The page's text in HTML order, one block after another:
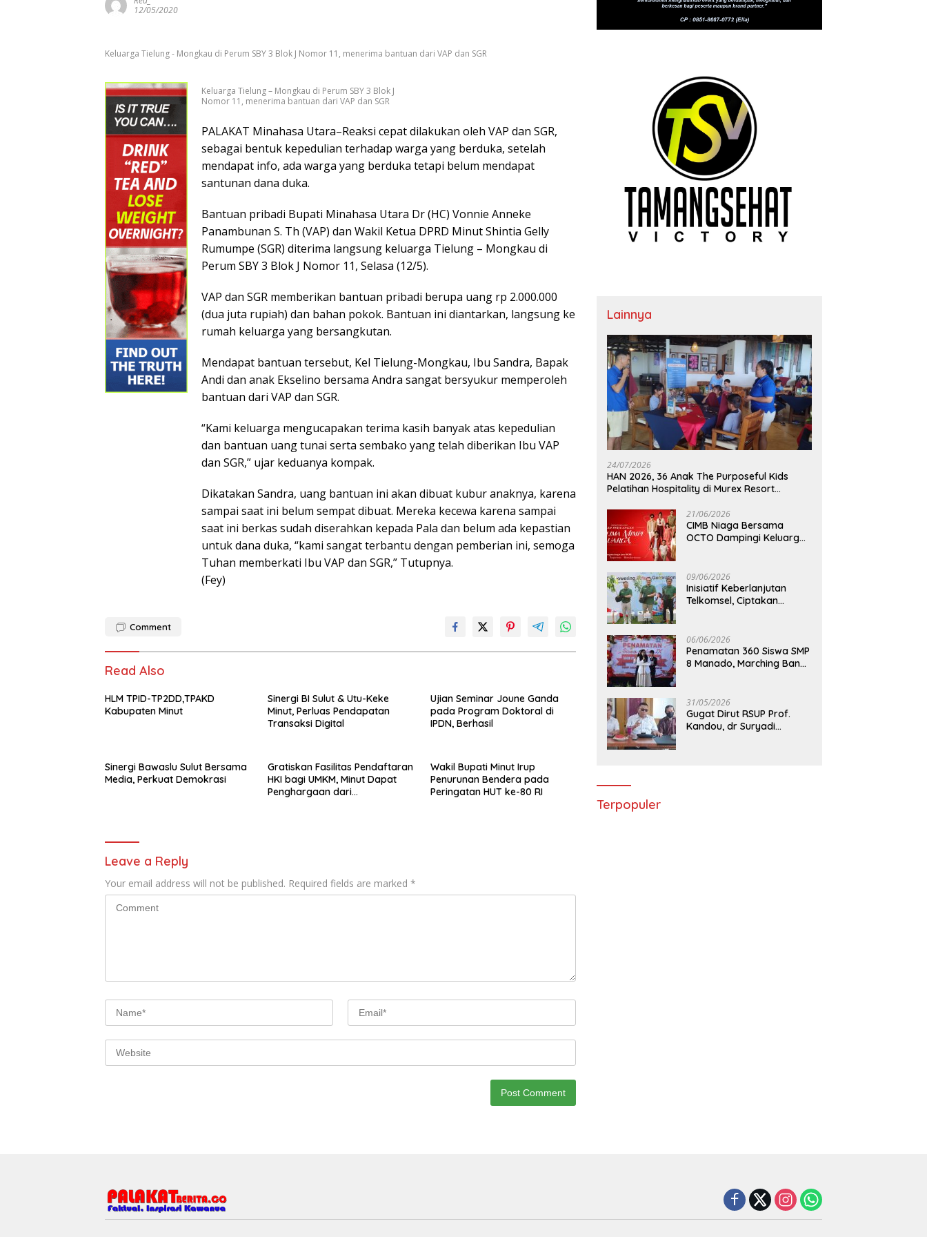
12/05/2020
Keluarga Tielung - Mongkau di Perum SBY 3 Blok J Nomor 11, menerima bantuan dari VAP dan SGR
Keluarga Tielung – Mongkau di Perum SBY 3 Blok J
Nomor 11, menerima bantuan dari VAP dan SGR
PALAKAT Minahasa Utara–Reaksi cepat dilakukan oleh VAP dan SGR,
sebagai bentuk kepedulian terhadap warga yang berduka, setelah
mendapat info, ada warga yang berduka tetapi belum mendapat
santunan dana duka.
Bantuan pribadi Bupati Minahasa Utara Dr (HC) Vonnie Anneke
Panambunan S. Th (VAP) dan Wakil Ketua DPRD Minut Shintia Gelly
Rumumpe (SGR) diterima langsung keluarga Tielung – Mongkau di
Perum SBY 3 Blok J Nomor 11, Selasa (12/5).
VAP dan SGR memberikan bantuan pribadi berupa uang rp 2.000.000
(dua juta rupiah) dan bahan pokok. Bantuan ini diantarkan, langsung ke
rumah keluarga yang bersangkutan.
Mendapat bantuan tersebut, Kel Tielung-Mongkau, Ibu Sandra, Bapak
Andi dan anak Ekselino bersama Andra sangat bersyukur memperoleh
bantuan dari VAP dan SGR.
“Kami keluarga mengucapakan terima kasih banyak atas kepedulian
dan bantuan uang tunai serta sembako yang telah diberikan Ibu VAP
dan SGR,” ujar keduanya kompak.
Dikatakan Sandra, uang bantuan ini akan dibuat kubur anaknya, karena
sampai saat ini belum sempat dibuat. Mereka kecewa karena sampai
saat ini berkas sudah diserahkan kepada Pala dan belum ada kepastian
untuk dana duka, “kami sangat terbantu dengan pemberian ini, semoga
Tuhan memberkati Ibu VAP dan SGR,” Tutupnya.
(Fey)
Comment
Read Also
HLM TPID-TP2DD,TPAKD
Kabupaten Minut
Sinergi BI Sulut & Utu-Keke
Minut, Perluas Pendapatan
Transaksi Digital
Ujian Seminar Joune Ganda
pada Program Doktoral di
IPDN, Berhasil
Sinergi Bawaslu Sulut Bersama
Media, Perkuat Demokrasi
Gratiskan Fasilitas Pendaftaran
HKI bagi UMKM, Minut Dapat
Penghargaan dari
Wakil Bupati Minut Irup
Penurunan Bendera pada
Peringatan HUT ke-80 RI
Leave a Reply
Your email address will not be published. Required fields are marked *
Lainnya
24/07/2026
HAN 2026, 36 Anak The Purposeful Kids
Pelatihan Hospitality di Murex Resort
21/06/2026
CIMB Niaga Bersama
OCTO Dampingi Keluarga
09/06/2026
Inisiatif Keberlanjutan
Telkomsel, Ciptakan
06/06/2026
Penamatan 360 Siswa SMP
8 Manado, Marching Band
31/05/2026
Gugat Dirut RSUP Prof.
Kandou, dr Suryadi
Terpopuler